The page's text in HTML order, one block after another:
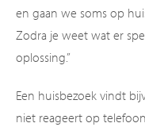
en gaan we soms op
Zodra je weet wat er
oplossing.”
Een huisbezoek vindt
niet reageert op